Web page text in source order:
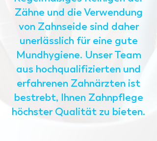
Zähne und die Verwendung
von Zahnseide sind daher
unerlässlich für eine gute
Mundhygiene. Unser Team
aus hochqualifizierten und
erfahrenen Zahnärzten ist
bestrebt, Ihnen Zahnpflege
höchster Qualität zu bieten.